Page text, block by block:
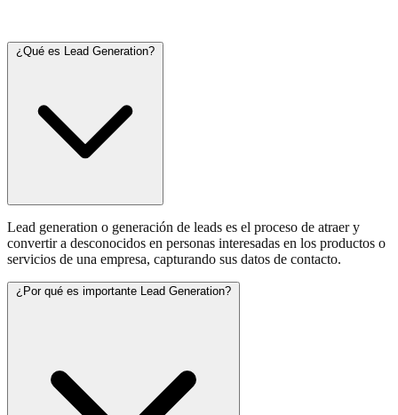
¿Qué es Lead Generation?
Lead generation o generación de leads es el proceso de atraer y
convertir a desconocidos en personas interesadas en los productos o
servicios de una empresa, capturando sus datos de contacto.
¿Por qué es importante Lead Generation?